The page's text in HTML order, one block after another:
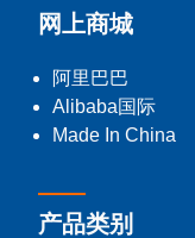
网上商城
阿里巴巴
Alibaba国际
Made In China
产品类别